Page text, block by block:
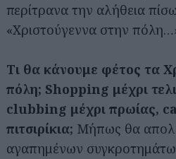
περίτρανα την αλήθεια
«Χριστούγεννα στην
Τι θα κάνουμε φέτος τα
πόλη; Shopping μέχρι
clubbing μέχρι πρωίας,
πιτσιρίκια; Μήπως θα
αγαπημένων